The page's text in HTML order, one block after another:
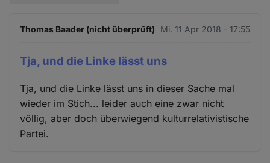
Thomas Baader (nicht überprüft) Mi. 11 Apr 2018 - 17:55
Tja, und die Linke lässt uns
Tja, und die Linke lässt uns in dieser Sache mal
wieder im Stich... leider auch eine zwar nicht
völlig, aber doch überwiegend kulturrelativistische
Partei.